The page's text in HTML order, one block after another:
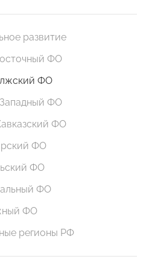
развитие
ФО
ФО
ФО
ФО
ФО
ФО
ФО
ФО
регионы РФ